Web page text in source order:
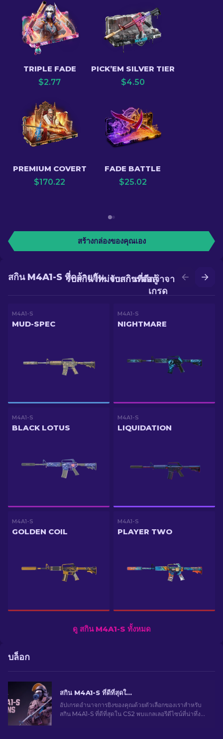
TRIPLE FADE
$2.77
PICK’EM SILVER TIER
$4.50
PREMIUM COVERT
$170.22
FADE BATTLE
$25.02
สร้างกล่องของคุณเอง
รับสกินที่ดีกว่าจากการอัป
เกรด
รับสกินใหม่จากการต่อสู้
สกิน M4A1-S ที่คล้ายกัน
M4A1-S
MUD-SPEC
M4A1-S
NIGHTMARE
M4A1-S
BLACK LOTUS
M4A1-S
LIQUIDATION
M4A1-S
GOLDEN COIL
M4A1-S
PLAYER TWO
ดู สกิน M4A1-S ทั้งหมด
บล็อก
สกิน M4A1-S ที่ดีที่สุดใน CS2 [2026]
อัปเกรดอำนาจการยิงของคุณด้วยตัวเลือกของเราสำหรับ
สกิน M4A1-S ที่ดีที่สุดใน CS2 พบแกลเลอรีดีไซน์ที่น่าทึ่ง